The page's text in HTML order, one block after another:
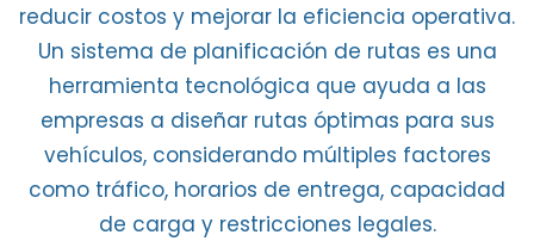
reducir costos y mejorar la eficiencia operativa.
Un sistema de planificación de rutas es una
herramienta tecnológica que ayuda a las
empresas a diseñar rutas óptimas para sus
vehículos, considerando múltiples factores
como tráfico, horarios de entrega, capacidad
de carga y restricciones legales.